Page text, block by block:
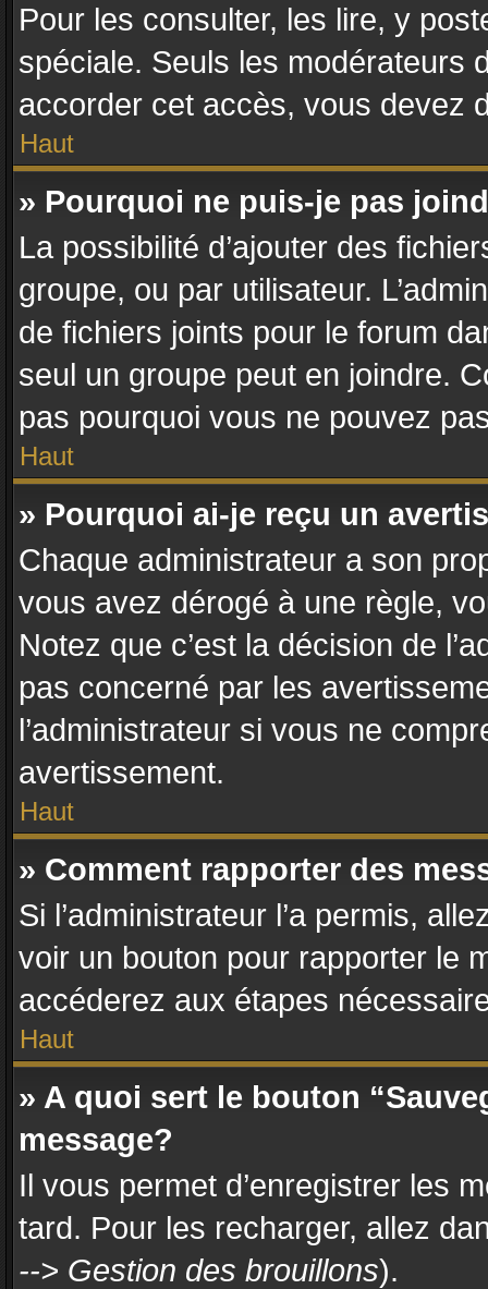
Pour les consulter, les lire, y
spéciale. Seuls les modérateurs
accorder cet accès, vous devez
Haut
» Pourquoi ne puis-je pas
La possibilité d’ajouter des
groupe, ou par utilisateur.
de fichiers joints pour le forum
seul un groupe peut en joindre.
pas pourquoi vous ne pouvez
Haut
» Pourquoi ai-je reçu un
Chaque administrateur a son
vous avez dérogé à une règle,
Notez que c’est la décision de
pas concerné par les
l’administrateur si vous ne
avertissement.
Haut
» Comment rapporter des
Si l’administrateur l’a permis,
voir un bouton pour rapporter le
accéderez aux étapes
Haut
» A quoi sert le bouton
message?
Il vous permet d’enregistrer les
tard. Pour les recharger, allez
--> Gestion des brouillons).